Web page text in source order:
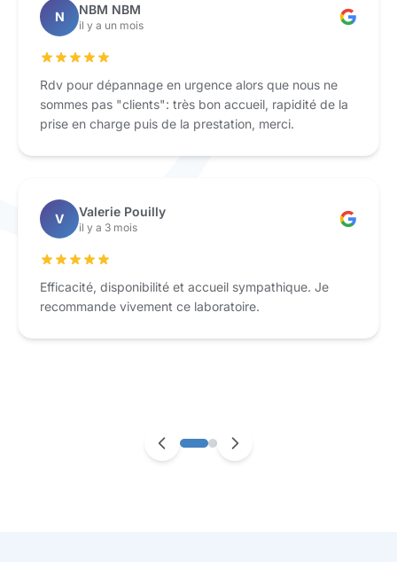
N NBM NBM
il y a un mois
Rdv pour dépannage en urgence alors que nous ne
sommes pas "clients": très bon accueil, rapidité de la
prise en charge puis de la prestation, merci.
V Valerie Pouilly
il y a 3 mois
Efficacité, disponibilité et accueil sympathique. Je
recommande vivement ce laboratoire.